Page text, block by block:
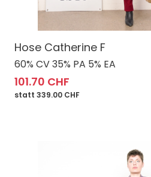
Hose Catherine F
60% CV 35% PA 5% EA
101.70 CHF
statt 339.00 CHF